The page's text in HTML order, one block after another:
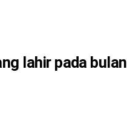
lahir pada bulan